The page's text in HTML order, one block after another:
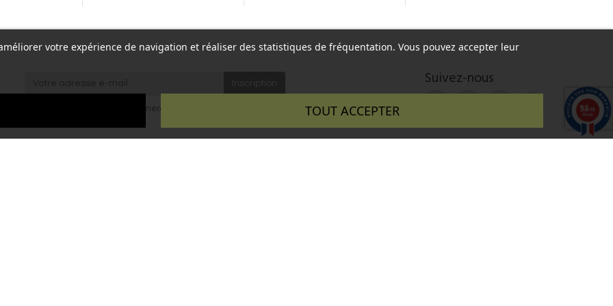
votre expérience de navigation et réaliser des statistiques de fréquentation. Vous pouvez accepter leur
TOUT ACCEPTER
conditions générales
Suivez-nous
9.6 /10
346 avis